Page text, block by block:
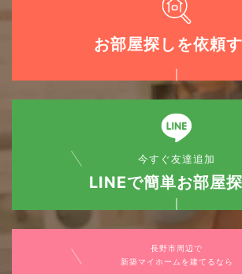
お部屋探しを依頼
今すぐ友達追加
LINEで簡単お部屋
長野市周辺で
新築マイホームを建てるなら